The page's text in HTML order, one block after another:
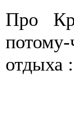
Про
отдыха